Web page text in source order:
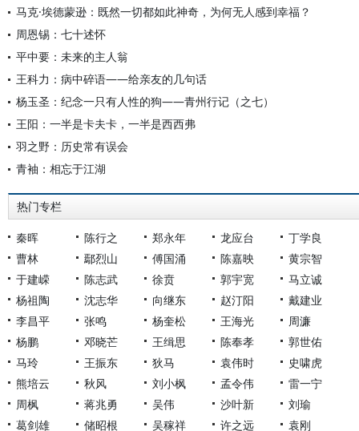
马克·埃德蒙逊：既然一切都如此神奇，为何无人感到幸福？
周恩锡：七十述怀
平中要：未来的主人翁
王科力：病中碎语——给亲友的几句话
杨玉圣：纪念一只有人性的狗——青州行记（之七）
王阳：一半是卡夫卡，一半是西西弗
羽之野：历史常有误会
青袖：相忘于江湖
热门专栏
秦晖 陈行之 郑永年 龙应台
丁学良
曹林
鄢烈山 傅国涌 陈嘉映
黄宗智
于建嵘
陈志武 徐贲 郭宇宽
马立诚
杨祖陶
沈志华 向继东 赵汀阳
戴建业
李昌平
张鸣 杨奎松 王海光
周濂
杨鹏
邓晓芒 王缉思 陈奉孝
郭世佑
马玲
王振东 狄马 袁伟时
史啸虎
熊培云
秋风 刘小枫 孟令伟
雷一宁
周枫
蒋兆勇 吴伟 沙叶新
刘瑜
葛剑雄
储昭根 吴稼祥 许之远 袁刚